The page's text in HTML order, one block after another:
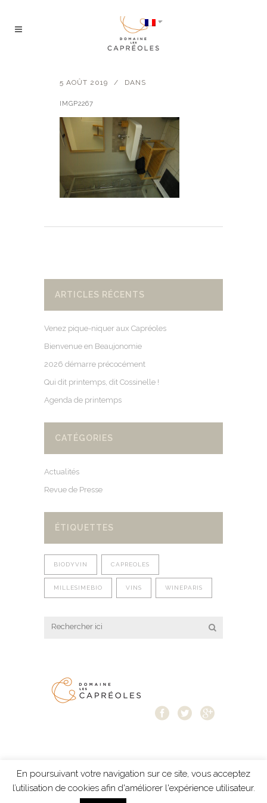
5 AOÛT 2019 DANS
IMGP2267
ARTICLES RÉCENTS
Venez pique-niquer aux Capréoles
Bienvenue en Beaujonomie
2026 démarre précocément
Qui dit printemps, dit Cossinelle !
Agenda de printemps
CATÉGORIES
Actualités
Revue de Presse
ÉTIQUETTES
BIODYVIN CAPREOLES
MILLESIMEBIO VINS WINEPARIS
création Résonance Communication
En poursuivant votre navigation sur ce site, vous acceptez
l’utilisation de cookies afin d'améliorer l'expérience utilisateur.